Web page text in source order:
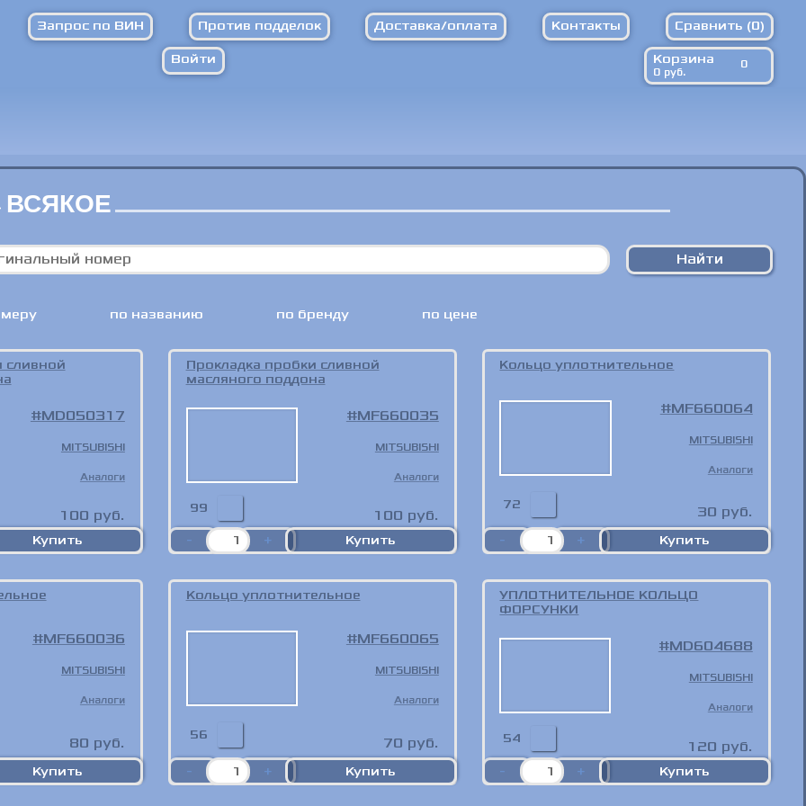
Запрос по ВИН Против подделок Доставка/оплата Контакты Сравнить (0)
Войти Корзина 0
0руб.
ВСЯКОЕ
по названию по бренду по цене
сливной
MD050317
MITSUBISHI
Аналоги
100 руб.
Прокладка пробки сливной
масляного поддона
MF660035
MITSUBISHI
Аналоги
99 100 руб.
Кольцо уплотнительное
MF660064
MITSUBISHI
Аналоги
72 30 руб.
MF660036
MITSUBISHI
Аналоги
80 руб.
Кольцо уплотнительное
MF660065
MITSUBISHI
Аналоги
56 70 руб.
УПЛОТНИТЕЛЬНОЕ КОЛЬЦО
ФОРСУНКИ
MD604688
MITSUBISHI
Аналоги
54 120 руб.